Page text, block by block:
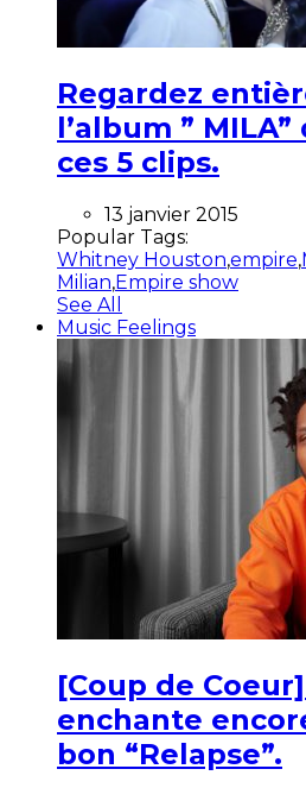
Regardez
l’album ”
ces 5 clips.
13 janvier 2015
Popular Tags:
Whitney Houston,empire,
Milian,Empire show
See All
Music Feelings
[Coup de
enchante
bon “Relapse”.